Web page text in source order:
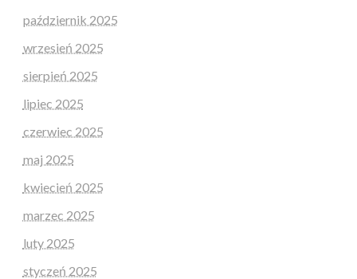
październik 2025
wrzesień 2025
sierpień 2025
lipiec 2025
czerwiec 2025
maj 2025
kwiecień 2025
marzec 2025
luty 2025
styczeń 2025